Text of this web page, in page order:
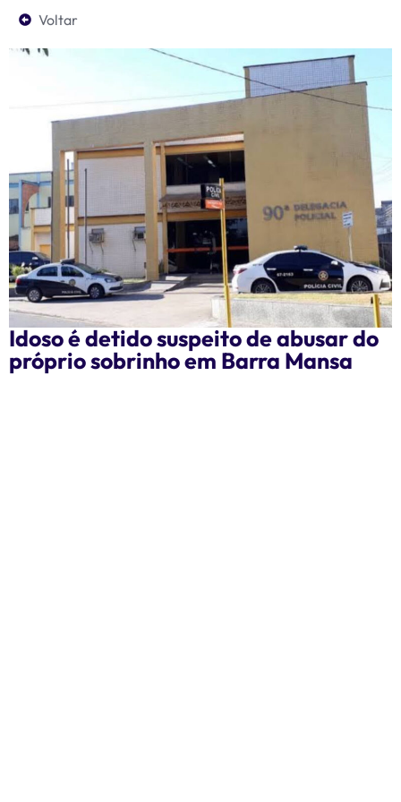
Voltar
Idoso é detido suspeito de abusar do
próprio sobrinho em Barra Mansa